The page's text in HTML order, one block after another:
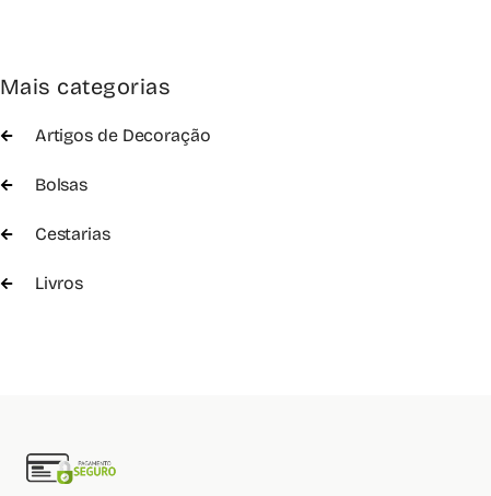
Mais categorias
Artigos de Decoração
Bolsas
Cestarias
Livros